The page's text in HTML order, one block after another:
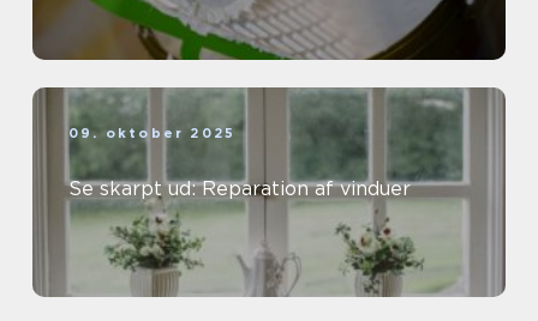
09. oktober 2025
Se skarpt ud: Reparation af vinduer